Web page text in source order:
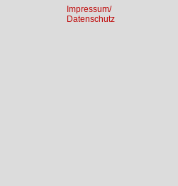
Impressum/
Datenschutz